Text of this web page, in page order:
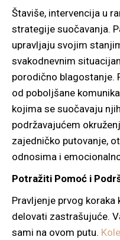
Štaviše, intervencija u
strategije suočavanja.
upravljaju svojim
svakodnevnim
porodično blagostanje.
od poboljšane
kojima se suočavaju
podržavajućem
zajedničko putovanje,
odnosima i
Potražiti Pomoć i
Pravljenje prvog
delovati zastrašujuće.
sami na ovom putu.